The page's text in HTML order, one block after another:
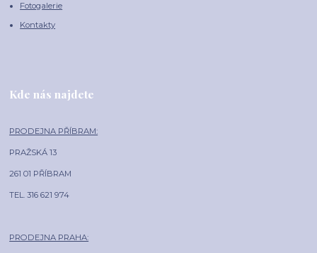
Fotogalerie
Kontakty
Kde nás najdete
PRODEJNA PŘÍBRAM:
PRAŽSKÁ 13
261 01 PŘÍBRAM
TEL. 316 621 974
PRODEJNA PRAHA: